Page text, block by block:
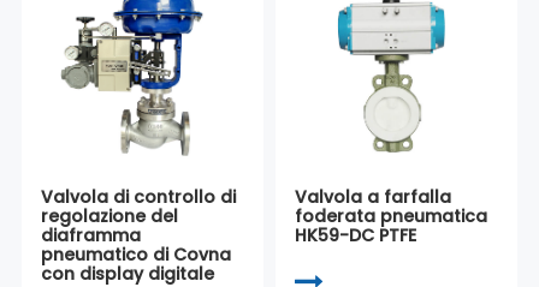
Valvola di controllo di
regolazione del
diaframma
pneumatico di Covna
con display digitale
Valvola a farfalla
foderata pneumatica
HK59-DC PTFE